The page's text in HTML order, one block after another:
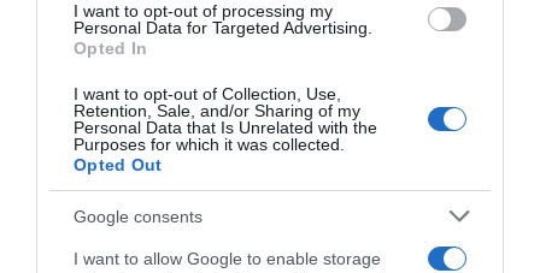
I want to opt-out of processing my
Personal Data for Targeted Advertising.
Opted In
I want to opt-out of Collection, Use,
Retention, Sale, and/or Sharing of my
Personal Data that Is Unrelated with the
Purposes for which it was collected.
Opted Out
Google consents
I want to allow Google to enable storage